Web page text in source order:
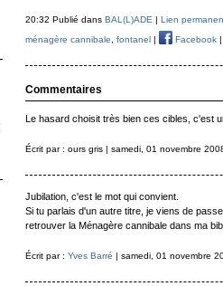
20:32 Publié dans BAL(L)ADE| Lien
ménagère cannibale, fontanel| Facebook|
Commentaires
Le hasard choisit très bien ces cibles, c'est
Écrit par : ours gris | samedi, 01 novembre
Jubilation, c'est le mot qui convient.
Si tu parlais d'un autre titre, je viens de
retrouver la Ménagère cannibale dans ma
Écrit par : Yves Barré | samedi, 01 novembre